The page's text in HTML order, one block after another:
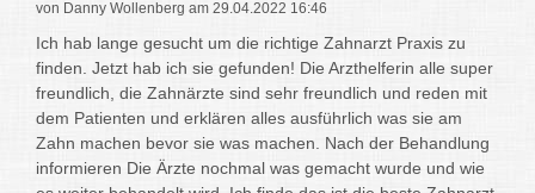
von Danny Wollenberg am 29.04.2022 16:46
Ich hab lange gesucht um die richtige Zahnarzt Praxis zu
finden. Jetzt hab ich sie gefunden! Die Arzthelferin alle super
freundlich, die Zahnärzte sind sehr freundlich und reden mit
dem Patienten und erklären alles ausführlich was sie am
Zahn machen bevor sie was machen. Nach der Behandlung
informieren Die Ärzte nochmal was gemacht wurde und wie